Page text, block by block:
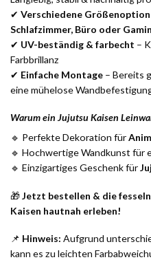
✔ Verschiedene
Schlafzimmer, Büro oder
✔ UV-beständig & farbecht –
Farbbrillanz
✔ Einfache Montage – Bereits
eine mühelose
Warum ein Jujutsu Kaisen
🔹 Perfekte Dekoration für
🔹 Hochwertige Wandkunst für
🔹 Einzigartiges Geschenk für
🎁Jetzt bestellen & die
Kaisen hautnah erleben!
📌 Hinweis: Aufgrund
kann es zu leichten